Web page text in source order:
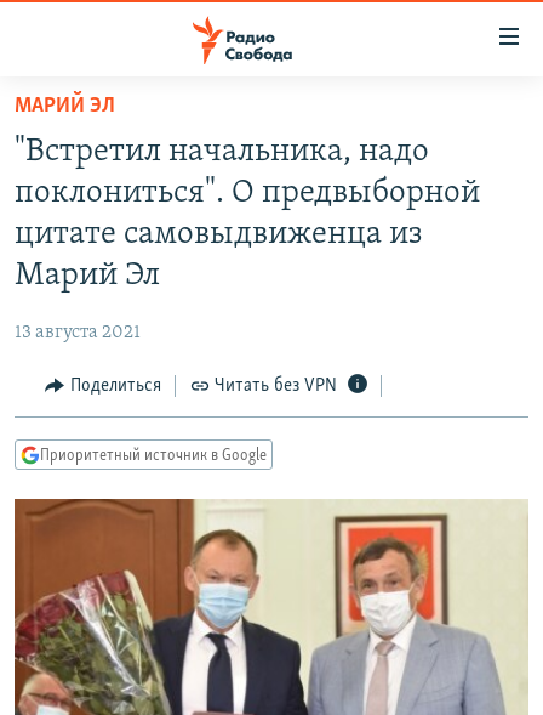
упрощенного
доступа
основному
содержанию
Вернутся
навигации
Вернутся
ПРОГРАММЫ
ПОДКАСТЫ
ЦИТАТЫ СВОБОДЫ
КУЛЬТУРА
IDEL.РЕАЛИИ
КАВКАЗ.РЕАЛИИ
СИБИРЬ.РЕАЛИИ
РАСПИСАНИЕ ВЕЩАНИЯ
ПОДПИШИТЕСЬ НА РАССЫЛКУ
СОЦИАЛЬНЫЕ СЕТИ
МАРИЙ ЭЛ
"Встретил начальника, надо
поклониться". О предвыборной
цитате самовыдвиженца из
Марий Эл
13 августа 2021
Поделиться Читать без VPN
Приоритетный источник в Google